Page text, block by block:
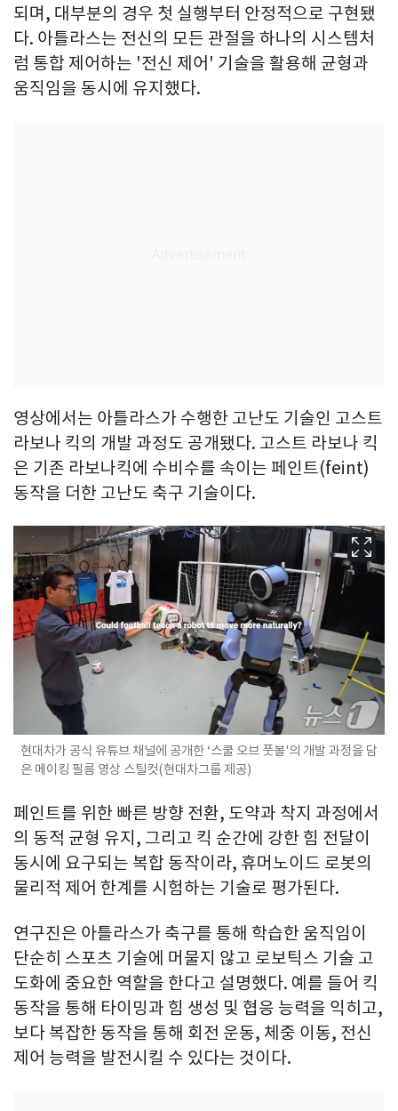
되며, 대부분의 경우 첫 실행부터 안정적으로 구현됐
다. 아틀라스는 전신의 모든 관절을 하나의 시스템처
럼 통합 제어하는 '전신 제어' 기술을 활용해 균형과
움직임을 동시에 유지했다.
영상에서는 아틀라스가 수행한 고난도 기술인 고스트
라보나 킥의 개발 과정도 공개됐다. 고스트 라보나 킥
은 기존 라보나킥에 수비수를 속이는 페인트(feint)
동작을 더한 고난도 축구 기술이다.
현대차가 공식 유튜브 채널에 공개한 ‘스쿨 오브 풋볼'의 개발 과정을 담
은 메이킹 필름 영상 스틸컷(현대차그룹 제공)
페인트를 위한 빠른 방향 전환, 도약과 착지 과정에서
의 동적 균형 유지, 그리고 킥 순간에 강한 힘 전달이
동시에 요구되는 복합 동작이라, 휴머노이드 로봇의
물리적 제어 한계를 시험하는 기술로 평가된다.
연구진은 아틀라스가 축구를 통해 학습한 움직임이
단순히 스포츠 기술에 머물지 않고 로보틱스 기술 고
도화에 중요한 역할을 한다고 설명했다. 예를 들어 킥
동작을 통해 타이밍과 힘 생성 및 협응 능력을 익히고,
보다 복잡한 동작을 통해 회전 운동, 체중 이동, 전신
제어 능력을 발전시킬 수 있다는 것이다.